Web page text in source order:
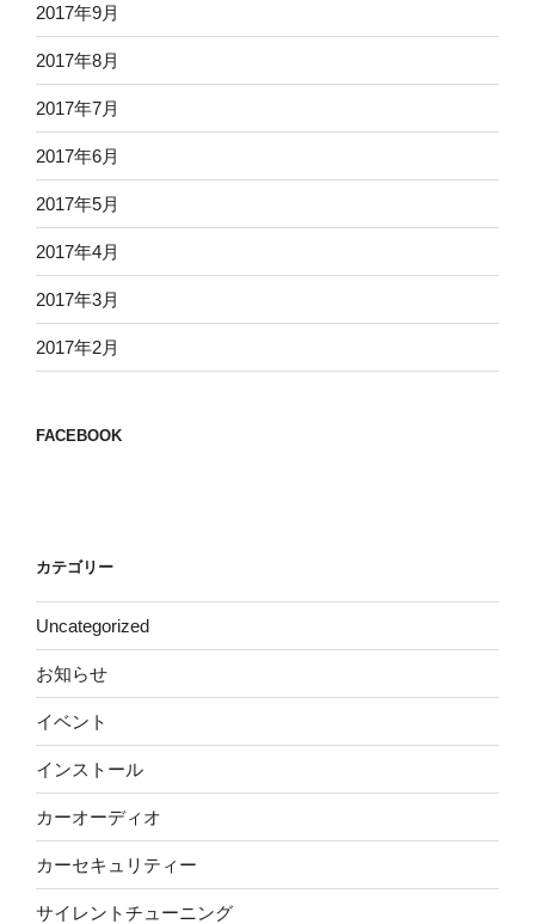
2017年9月
2017年8月
2017年7月
2017年6月
2017年5月
2017年4月
2017年3月
2017年2月
FACEBOOK
カテゴリー
Uncategorized
お知らせ
イベント
インストール
カーオーディオ
カーセキュリティー
サイレントチューニング